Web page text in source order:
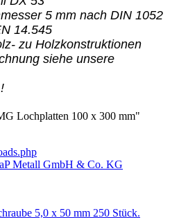
5 mm nach DIN 1052
14.545
zu Holzkonstruktionen
siehe unsere
Lochplatten 100 x 300 mm"
Metall GmbH & Co. KG